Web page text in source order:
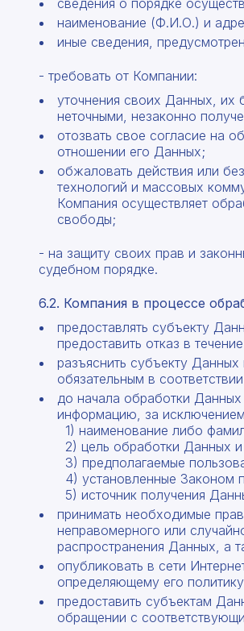
сведения о порядке
наименование (Ф.И.О.) и
иные сведения,
- требовать от Компании:
уточнения своих Данных, их
неточными, незаконно
отозвать свое согласие на
отношении его Данных;
обжаловать действия или
технологий и массовых
Компания осуществляет
свободы;
- на защиту своих прав и
судебном порядке.
6.2. Компания в процессе
предоставлять субъекту
предоставить отказ в
разъяснить субъекту
обязательным в
до начала обработки
информацию, за
1) наименование либо
2) цель обработки Данных
3) предполагаемые
4) установленные Законом
5) источник получения
принимать необходимые
неправомерного или
распространения Данных, а
опубликовать в сети
определяющему его
предоставить субъектам
обращении с